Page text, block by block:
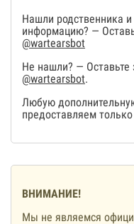
Нашли родственника
информацию? —
@wartearsbot
Не нашли? — Оставьте
@wartearsbot.
Любую
предоставляем
ВНИМАНИЕ!
Мы не являемся